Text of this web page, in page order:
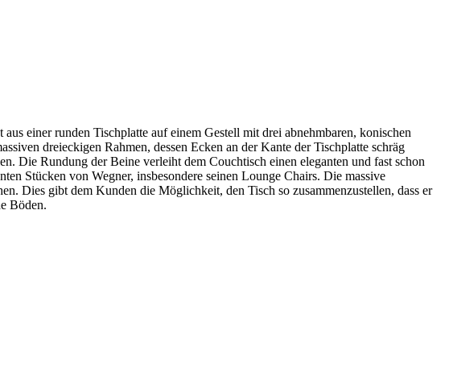
einer runden Tischplatte auf einem Gestell mit drei abnehmbaren, konischen
dreieckigen Rahmen, dessen Ecken an der Kante der Tischplatte schräg
Die Rundung der Beine verleiht dem Couchtisch einen eleganten und fast schon
Stücken von Wegner, insbesondere seinen Lounge Chairs. Die massive
Dies gibt dem Kunden die Möglichkeit, den Tisch so zusammenzustellen, dass er
Böden.